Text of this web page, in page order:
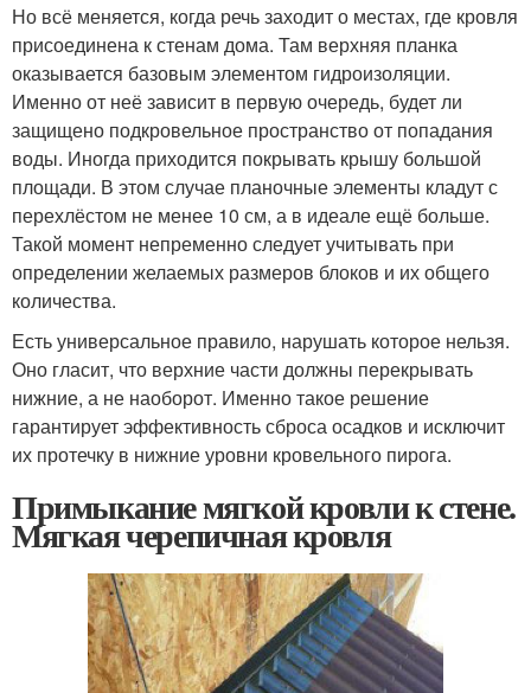
Но всё меняется, когда речь заходит о местах, где кровля
присоединена к стенам дома. Там верхняя планка
оказывается базовым элементом гидроизоляции.
Именно от неё зависит в первую очередь, будет ли
защищено подкровельное пространство от попадания
воды. Иногда приходится покрывать крышу большой
площади. В этом случае планочные элементы кладут с
перехлёстом не менее 10 см, а в идеале ещё больше.
Такой момент непременно следует учитывать при
определении желаемых размеров блоков и их общего
количества.
Есть универсальное правило, нарушать которое нельзя.
Оно гласит, что верхние части должны перекрывать
нижние, а не наоборот. Именно такое решение
гарантирует эффективность сброса осадков и исключит
их протечку в нижние уровни кровельного пирога.
Примыкание мягкой кровли к стене.
Мягкая черепичная кровля